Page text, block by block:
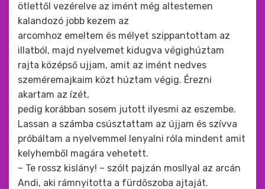
ötlettől vezérelve az imént még altestemen
kalandozó jobb kezem az
arcomhoz emeltem és mélyet szippantottam az
illatból, majd nyelvemet kidugva végighúztam
rajta középső ujjam, amit az imént nedves
szeméremajkaim közt húztam végig. Érezni
akartam az ízét,
pedig korábban sosem jutott ilyesmi az eszembe.
Lassan a számba csúsztattam az újjam és szívva
próbáltam a nyelvemmel lenyalni róla mindent amit
kelyhemből magára vehetett.
– Te rossz kislány! – szólt pajzán mosllyal az arcán
Andi, aki rámnyitotta a fürdőszoba ajtaját.